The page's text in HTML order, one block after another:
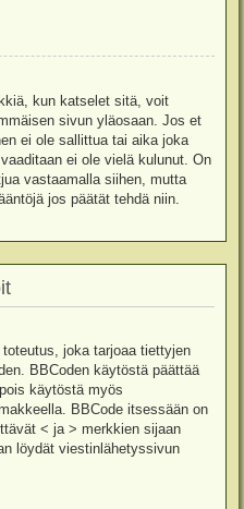
kun katselet sitä, voit
sivun yläosaan. Jos et
ei ole sallittua tai aika joka
ei ole vielä kulunut. On
vastaamalla siihen, mutta
jos päätät tehdä niin.
joka tarjoaa tiettyjen
BBCoden käytöstä päättää
käytöstä myös
BBCode itsessään on
< ja > merkkien sijaan
löydät viestinlähetyssivun